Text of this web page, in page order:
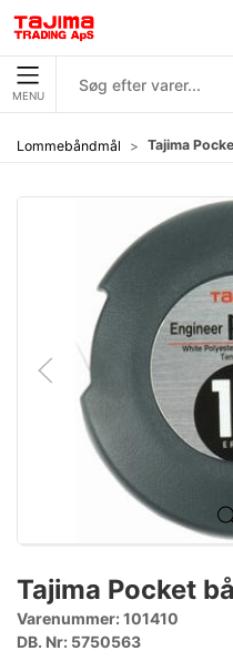
MENU
Lommebåndmål Tajima
Tajima Pocket
Varenummer:101410
DB. Nr: 5750563